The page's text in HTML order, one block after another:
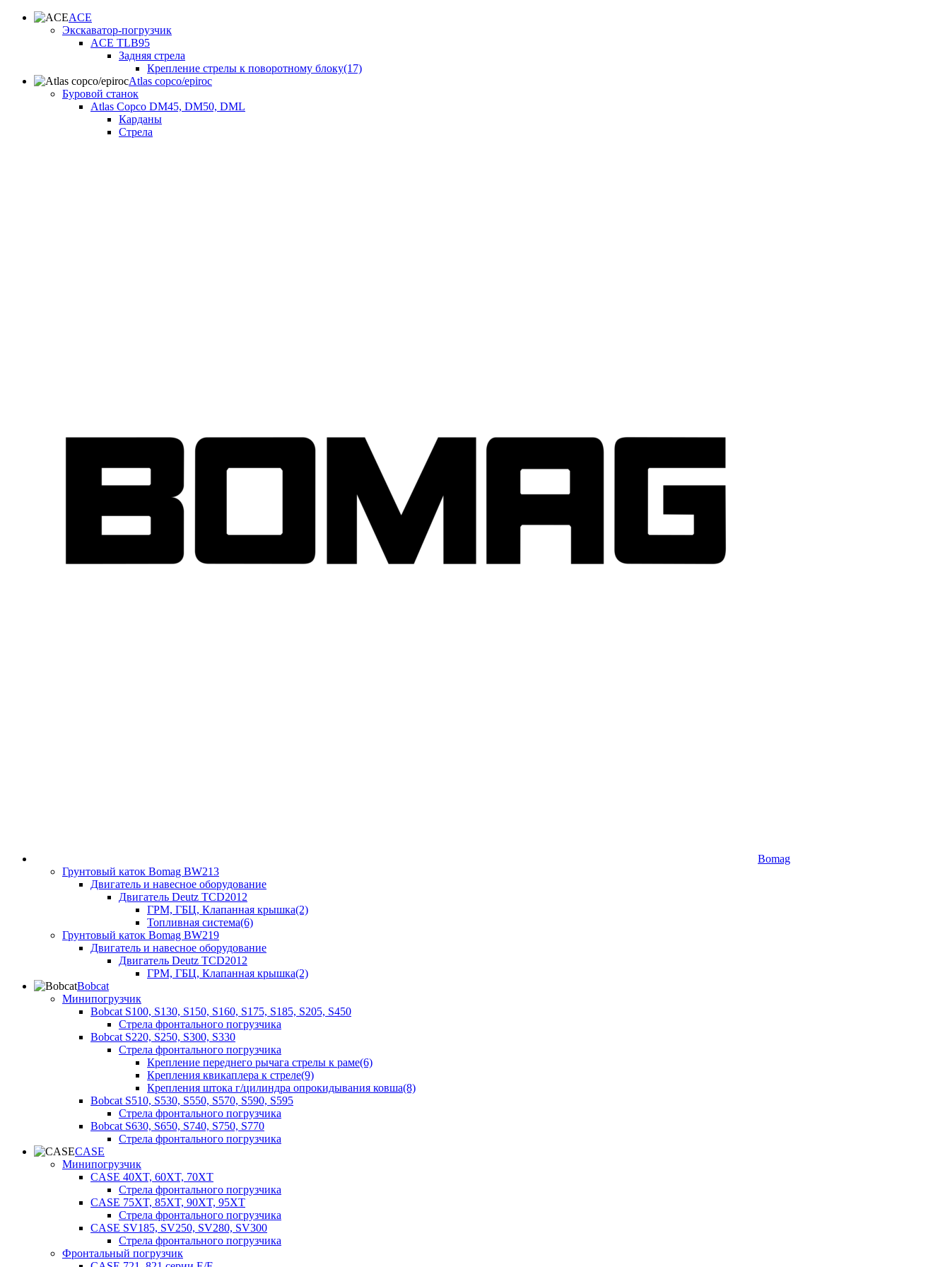
ACE
Экскаватор-погрузчик
ACE TLB95
Задняя стрела
Крепление стрелы к поворотному блоку(17)
Atlas copco/epiroc
Буровой станок
Atlas Copco DM45, DM50, DML
Карданы
Стрела
Bomag
Грунтовый каток Bomag BW213
Двигатель и навесное оборудование
Двигатель Deutz TCD2012
ГРМ, ГБЦ, Клапанная крышка(2)
Топливная система(6)
Грунтовый каток Bomag BW219
Двигатель и навесное оборудование
Двигатель Deutz TCD2012
ГРМ, ГБЦ, Клапанная крышка(2)
Bobcat
Минипогрузчик
Bobcat S100, S130, S150, S160, S175, S185, S205, S450
Стрела фронтального погрузчика
Bobcat S220, S250, S300, S330
Стрела фронтального погрузчика
Крепление переднего рычага стрелы к раме(6)
Крепления квикаплера к стреле(9)
Крепления штока г/цилиндра опрокидывания ковша(8)
Bobcat S510, S530, S550, S570, S590, S595
Стрела фронтального погрузчика
Bobcat S630, S650, S740, S750, S770
Стрела фронтального погрузчика
CASE
Минипогрузчик
CASE 40XT, 60XT, 70XT
Стрела фронтального погрузчика
CASE 75XT, 85XT, 90XT, 95XT
Стрела фронтального погрузчика
CASE SV185, SV250, SV280, SV300
Стрела фронтального погрузчика
Фронтальный погрузчик